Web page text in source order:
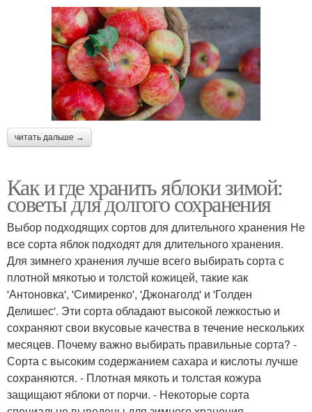
читать дальше →
Как и где хранить яблоки зимой:
советы для долгого сохранения
Выбор подходящих сортов для длительного хранения Не
все сорта яблок подходят для длительного хранения.
Для зимнего хранения лучше всего выбирать сорта с
плотной мякотью и толстой кожицей, такие как
'Антоновка', 'Симиренко', 'Джонаголд' и 'Голден
Делишес'. Эти сорта обладают высокой лежкостью и
сохраняют свои вкусовые качества в течение нескольких
месяцев. Почему важно выбирать правильные сорта? -
Сорта с высоким содержанием сахара и кислоты лучше
сохраняются. - Плотная мякоть и толстая кожура
защищают яблоки от порчи. - Некоторые сорта